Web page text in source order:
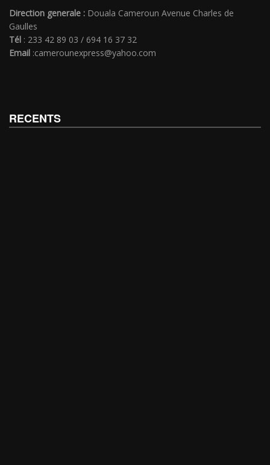
Direction generale : Douala Cameroun Avenue Charles de
Gaulles
Tél : 233 42 89 03 / 694 16 37 32
Email :camerounexpress@yahoo.com
RECENTS